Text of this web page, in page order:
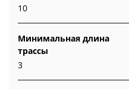
10
Минимальная длина
трассы
3